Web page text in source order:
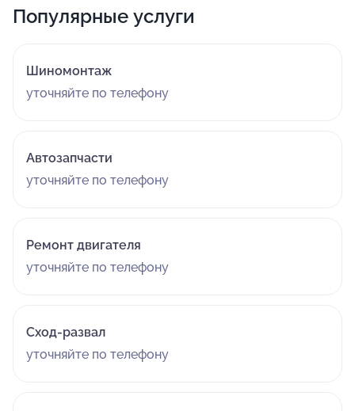
Популярные услуги
Шиномонтаж
уточняйте по телефону
Автозапчасти
уточняйте по телефону
Ремонт двигателя
уточняйте по телефону
Сход-развал
уточняйте по телефону